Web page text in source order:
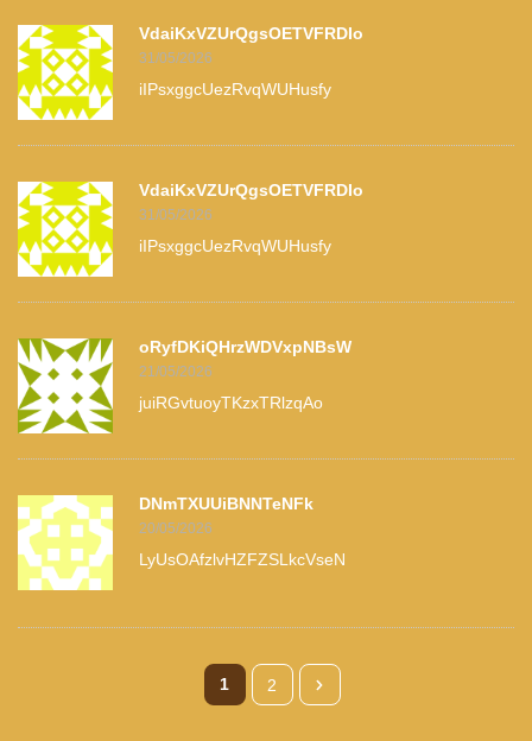
VdaiKxVZUrQgsOETVFRDIo
31/05/2026
iIPsxggcUezRvqWUHusfy
VdaiKxVZUrQgsOETVFRDIo
31/05/2026
iIPsxggcUezRvqWUHusfy
oRyfDKiQHrzWDVxpNBsW
21/05/2026
juiRGvtuoyTKzxTRlzqAo
DNmTXUUiBNNTeNFk
20/05/2026
LyUsOAfzlvHZFZSLkcVseN
1 2